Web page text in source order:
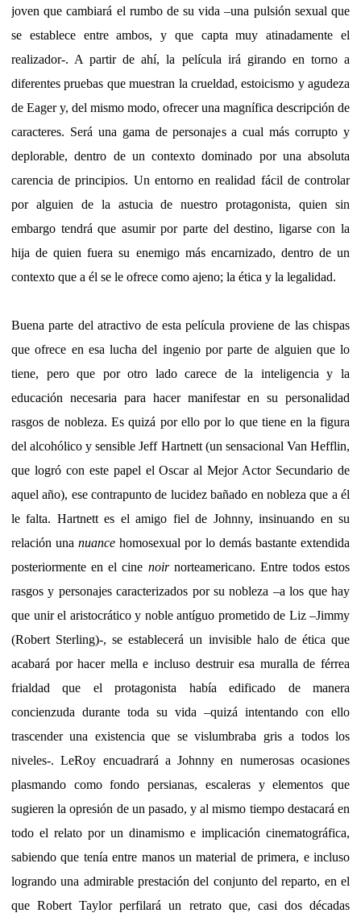
joven que cambiará el rumbo de su vida –una pulsión sexual que
se establece entre ambos, y que capta muy atinadamente el
realizador-. A partir de ahí, la película irá girando en torno a
diferentes pruebas que muestran la crueldad, estoicismo y agudeza
de Eager y, del mismo modo, ofrecer una magnífica descripción de
caracteres. Será una gama de personajes a cual más corrupto y
deplorable, dentro de un contexto dominado por una absoluta
carencia de principios. Un entorno en realidad fácil de controlar
por alguien de la astucia de nuestro protagonista, quien sin
embargo tendrá que asumir por parte del destino, ligarse con la
hija de quien fuera su enemigo más encarnizado, dentro de un
contexto que a él se le ofrece como ajeno; la ética y la legalidad.
Buena parte del atractivo de esta película proviene de las chispas
que ofrece en esa lucha del ingenio por parte de alguien que lo
tiene, pero que por otro lado carece de la inteligencia y la
educación necesaria para hacer manifestar en su personalidad
rasgos de nobleza. Es quizá por ello por lo que tiene en la figura
del alcohólico y sensible Jeff Hartnett (un sensacional Van Hefflin,
que logró con este papel el Oscar al Mejor Actor Secundario de
aquel año), ese contrapunto de lucidez bañado en nobleza que a él
le falta. Hartnett es el amigo fiel de Johnny, insinuando en su
relación una nuance homosexual por lo demás bastante extendida
posteriormente en el cine noirnorteamericano. Entre todos estos
rasgos y personajes caracterizados por su nobleza –a los que hay
que unir el aristocrático y noble antíguo prometido de Liz –Jimmy
(Robert Sterling)-, se establecerá un invisible halo de ética que
acabará por hacer mella e incluso destruir esa muralla de férrea
frialdad que el protagonista había edificado de manera
concienzuda durante toda su vida –quizá intentando con ello
trascender una existencia que se vislumbraba gris a todos los
niveles-. LeRoy encuadrará a Johnny en numerosas ocasiones
plasmando como fondo persianas, escaleras y elementos que
sugieren la opresión de un pasado, y al mismo tiempo destacará en
todo el relato por un dinamismo e implicación cinematográfica,
sabiendo que tenía entre manos un material de primera, e incluso
logrando una admirable prestación del conjunto del reparto, en el
que Robert Taylor perfilará un retrato que, casi dos décadas